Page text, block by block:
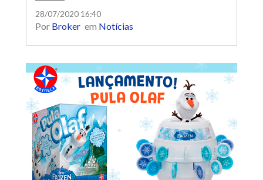
28/07/2020 16:40
Por Broker em Notícias